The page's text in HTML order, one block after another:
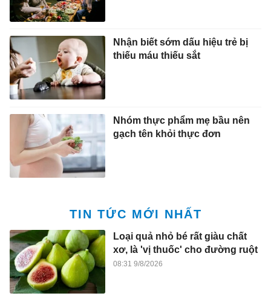
Nhận biết sớm dấu hiệu trẻ bị
thiếu máu thiếu sắt
Nhóm thực phẩm mẹ bầu nên
gạch tên khỏi thực đơn
TIN TỨC MỚI NHẤT
Loại quả nhỏ bé rất giàu chất
xơ, là 'vị thuốc' cho đường ruột
08:31 9/8/2026